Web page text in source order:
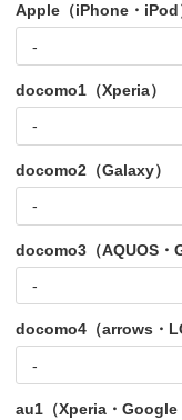
Apple（iPhone・iPod
docomo1（Xperia）
docomo2（Galaxy）
docomo3（AQUOS・
docomo4（arrows・
au1（Xperia・Google